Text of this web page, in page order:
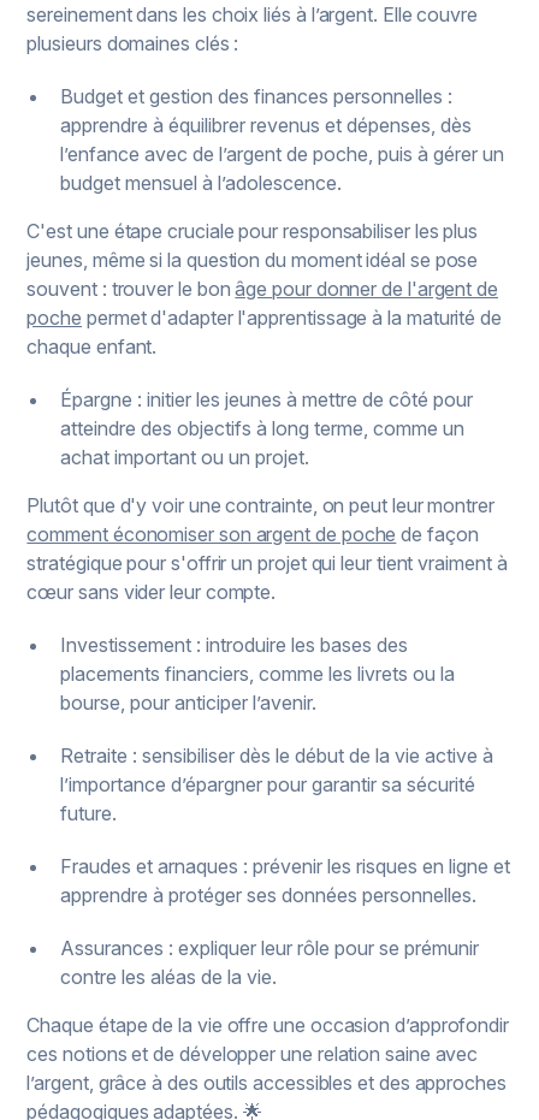
sereinement dans les choix liés à l’argent. Elle couvre
plusieurs domaines clés :
Budget et gestion des finances personnelles :
apprendre à équilibrer revenus et dépenses, dès
l’enfance avec de l’argent de poche, puis à gérer un
budget mensuel à l’adolescence.
C'est une étape cruciale pour responsabiliser les plus
jeunes, même si la question du moment idéal se pose
souvent : trouver le bonâge pour donner de l'argent de
poche permet d'adapter l'apprentissage à la maturité de
chaque enfant.
Épargne : initier les jeunes à mettre de côté pour
atteindre des objectifs à long terme, comme un
achat important ou un projet.
Plutôt que d'y voir une contrainte, on peut leur montrer
comment économiser son argent de poche de façon
stratégique pour s'offrir un projet qui leur tient vraiment à
cœur sans vider leur compte.
Investissement : introduire les bases des
placements financiers, comme les livrets ou la
bourse, pour anticiper l’avenir.
Retraite : sensibiliser dès le début de la vie active à
l’importance d’épargner pour garantir sa sécurité
future.
Fraudes et arnaques : prévenir les risques en ligne et
apprendre à protéger ses données personnelles.
Assurances : expliquer leur rôle pour se prémunir
contre les aléas de la vie.
Chaque étape de la vie offre une occasion d’approfondir
ces notions et de développer une relation saine avec
l’argent, grâce à des outils accessibles et des approches
pédagogiques adaptées. 🌟